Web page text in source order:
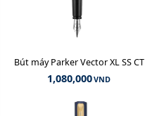
Bút máy Parker Vector XL SS CT
1,080,000VND